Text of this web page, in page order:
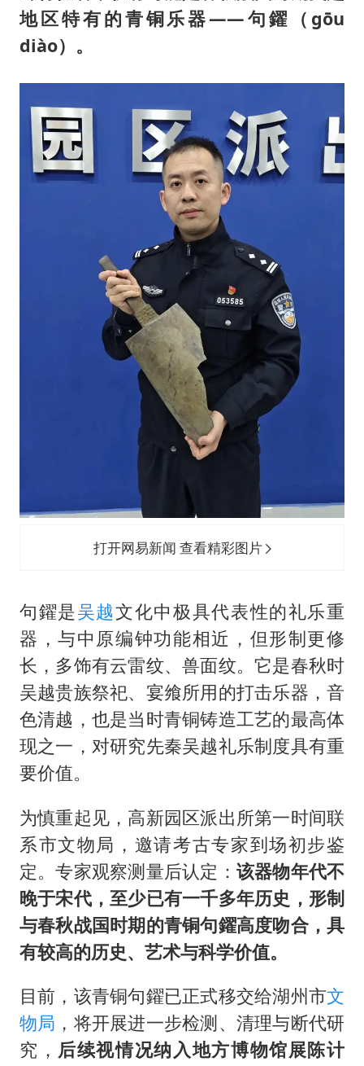
地区特有的青铜乐器——句鑃（gōu
diào）。
打开网易新闻 查看精彩图片
句鑃是吴越文化中极具代表性的礼乐重
器，与中原编钟功能相近，但形制更修
长，多饰有云雷纹、兽面纹。它是春秋时
吴越贵族祭祀、宴飨所用的打击乐器，音
色清越，也是当时青铜铸造工艺的最高体
现之一，对研究先秦吴越礼乐制度具有重
要价值。
为慎重起见，高新园区派出所第一时间联
系市文物局，邀请考古专家到场初步鉴
定。专家观察测量后认定： 该器物年代不
晚于宋代，至少已有一千多年历史，形制
与春秋战国时期的青铜句鑃高度吻合，具
有较高的历史、艺术与科学价值。
目前，该青铜句鑃已正式移交给湖州市文
物局 ，将开展进一步检测、清理与断代研
究， 后续视情况纳入地方博物馆展陈计